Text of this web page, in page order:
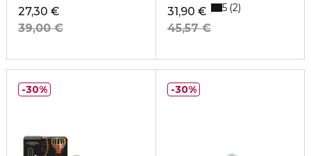
27,30 €
39,00 €
31,90 €
45,57 €
5 2
30% 30%